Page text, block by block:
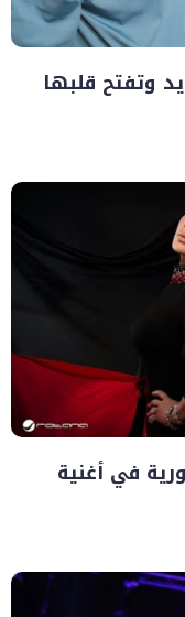
وتفتح قلبها
في أغنية